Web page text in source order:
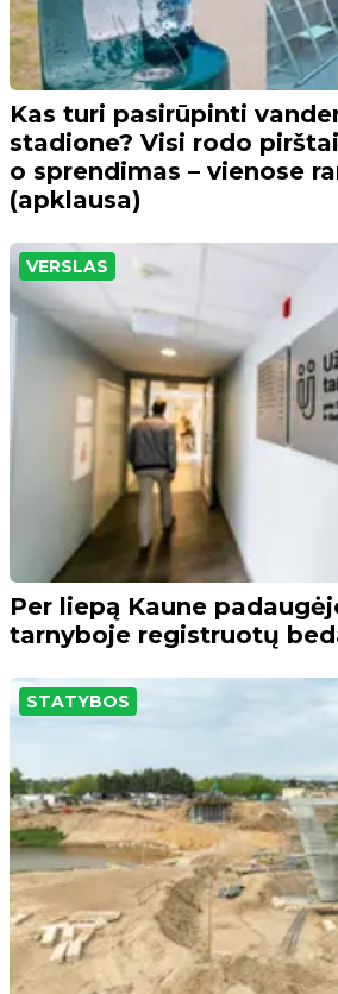
Kas turi pasirūpinti
stadione? Visi rodo
o sprendimas – vienose
(apklausa)
VERSLAS
Per liepą Kaune
tarnyboje registruotų
STATYBOS